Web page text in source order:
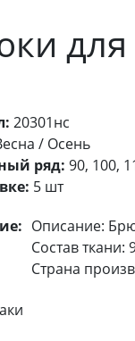
для
20301нс
/ Осень
ряд: 90, 100,
5 шт
Описание:
Состав ткани:
Страна